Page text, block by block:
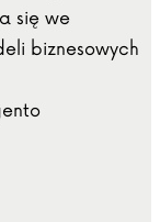
się we
biznesowych